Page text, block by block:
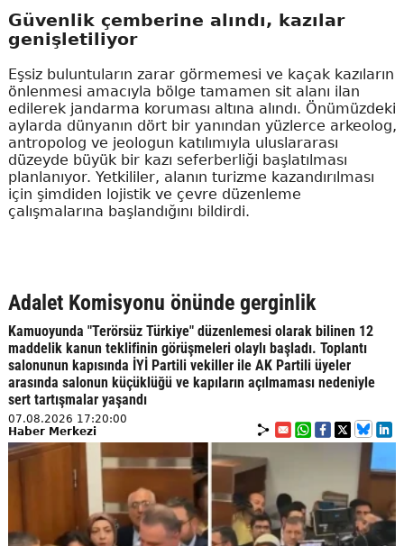
Güvenlik çemberine alındı, kazılar
genişletiliyor
Eşsiz buluntuların zarar görmemesi ve kaçak kazıların
önlenmesi amacıyla bölge tamamen sit alanı ilan
edilerek jandarma koruması altına alındı. Önümüzdeki
aylarda dünyanın dört bir yanından yüzlerce arkeolog,
antropolog ve jeologun katılımıyla uluslararası
düzeyde büyük bir kazı seferberliği başlatılması
planlanıyor. Yetkililer, alanın turizme kazandırılması
için şimdiden lojistik ve çevre düzenleme
çalışmalarına başlandığını bildirdi.
Adalet Komisyonu önünde gerginlik
Kamuoyunda "Terörsüz Türkiye" düzenlemesi olarak bilinen 12
maddelik kanun teklifinin görüşmeleri olaylı başladı. Toplantı
salonunun kapısında İYİ Partili vekiller ile AK Partili üyeler
arasında salonun küçüklüğü ve kapıların açılmaması nedeniyle
sert tartışmalar yaşandı
07.08.2026 17:20:00
Haber Merkezi